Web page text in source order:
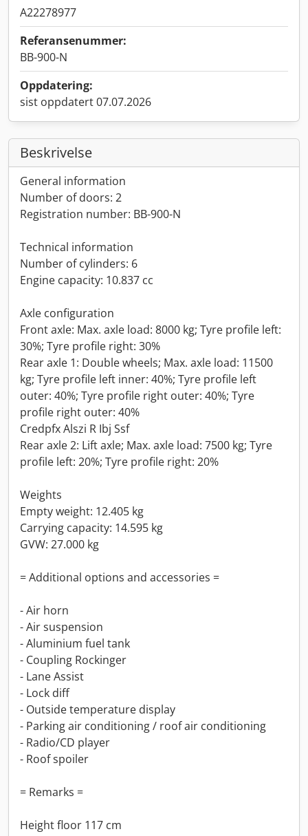
A22278977
Referansenummer:
BB-900-N
Oppdatering:
sist oppdatert 07.07.2026
Beskrivelse
General information
Number of doors: 2
Registration number: BB-900-N
Technical information
Number of cylinders: 6
Engine capacity: 10.837 cc
Axle configuration
Front axle: Max. axle load: 8000 kg; Tyre profile left:
30%; Tyre profile right: 30%
Rear axle 1: Double wheels; Max. axle load: 11500
kg; Tyre profile left inner: 40%; Tyre profile left
outer: 40%; Tyre profile right outer: 40%; Tyre
profile right outer: 40%
Credpfx Alszi R Ibj Ssf
Rear axle 2: Lift axle; Max. axle load: 7500 kg; Tyre
profile left: 20%; Tyre profile right: 20%
Weights
Empty weight: 12.405 kg
Carrying capacity: 14.595 kg
GVW: 27.000 kg
= Additional options and accessories =
- Air horn
- Air suspension
- Aluminium fuel tank
- Coupling Rockinger
- Lane Assist
- Lock diff
- Outside temperature display
- Parking air conditioning / roof air conditioning
- Radio/CD player
- Roof spoiler
= Remarks =
Height floor 117 cm